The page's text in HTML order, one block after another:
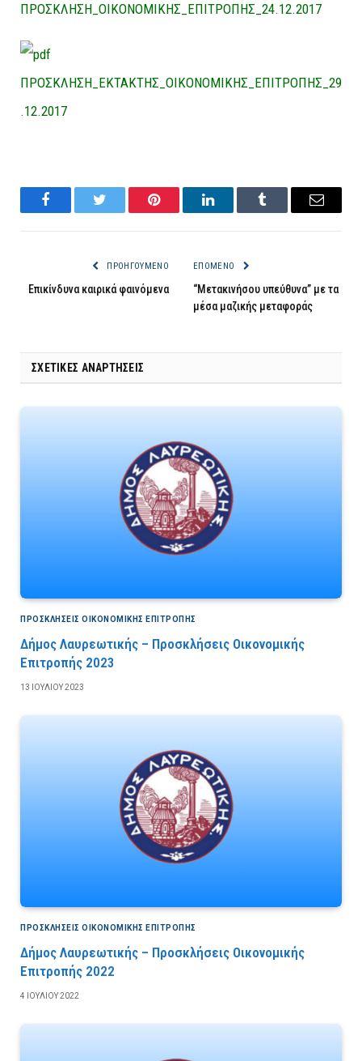
ΠΡΟΣΚΛΗΣΗ_ΟΙΚΟΝΟΜΙΚΗΣ_ΕΠΙΤΡΟΠΗΣ_24.12.2017
ΠΡΟΣΚΛΗΣΗ_ΕΚΤΑΚΤΗΣ_ΟΙΚΟΝΟΜΙΚΗΣ_ΕΠΙΤΡΟΠΗΣ_29
.12.2017
FacebookTwitter Pinterest LinkedInTumblr Email
ΠΡΟΗΓΟΎΜΕΝΟ
Επικίνδυνα καιρικά φαινόμενα
ΕΠΌΜΕΝΟ
“Μετακινήσου υπεύθυνα” με τα
μέσα μαζικής μεταφοράς
ΣΧΕΤΙΚΈΣ ΑΝΑΡΤΉΣΕΙΣ
ΠΡΟΣΚΛΉΣΕΙΣ ΟΙΚΟΝΟΜΙΚΉΣ ΕΠΙΤΡΟΠΉΣ
Δήμος Λαυρεωτικής – Προσκλήσεις Οικονομικής
Επιτροπής 2023
13 ΙΟΥΛΊΟΥ 2023
ΠΡΟΣΚΛΉΣΕΙΣ ΟΙΚΟΝΟΜΙΚΉΣ ΕΠΙΤΡΟΠΉΣ
Δήμος Λαυρεωτικής – Προσκλήσεις Οικονομικής
Επιτροπής 2022
4 ΙΟΥΛΊΟΥ 2022